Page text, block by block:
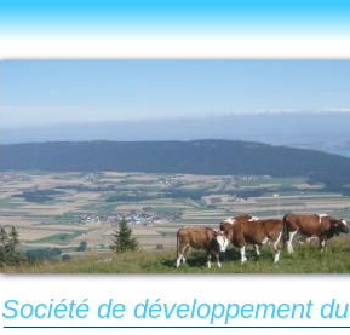
Société de développement